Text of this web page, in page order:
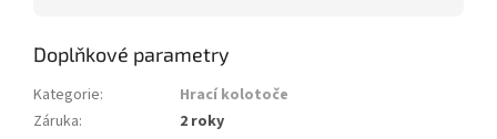
Doplňkové parametry
Kategorie:
Hrací kolotoče
Záruka:
2 roky